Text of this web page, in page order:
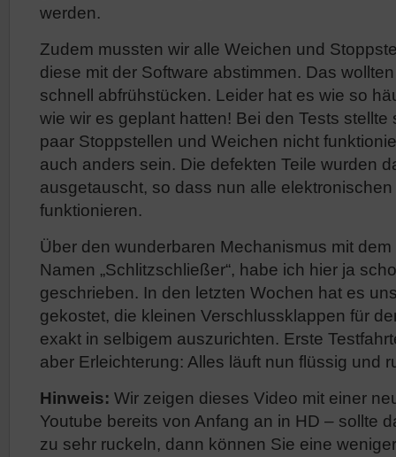
werden.
Zudem mussten wir alle Weichen und
diese mit der Software abstimmen. Das
schnell abfrühstücken. Leider hat es wie so
wie wir es geplant hatten! Bei den Tests
paar Stoppstellen und Weichen nicht
auch anders sein. Die defekten Teile wurden
ausgetauscht, so dass nun alle
funktionieren.
Über den wunderbaren Mechanismus mit
Namen „Schlitzschließer“, habe ich hier ja
geschrieben. In den letzten Wochen hat es
gekostet, die kleinen Verschlussklappen für
exakt in selbigem auszurichten. Erste
aber Erleichterung: Alles läuft nun flüssig und
Hinweis: Wir zeigen dieses Video mit einer
Youtube bereits von Anfang an in HD – sollte
zu sehr ruckeln, dann können Sie eine